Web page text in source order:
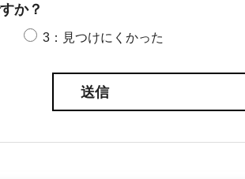
か？
3：見つけにくかった